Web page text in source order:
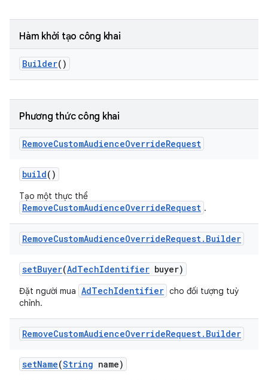
Hàm khởi tạo công khai
Builder()
Phương thức công khai
RemoveCustomAudienceOverrideRequest
build()
Tạo một thực thể
RemoveCustomAudienceOverrideRequest .
RemoveCustomAudienceOverrideRequest. Builder
setBuyer(AdTechIdentifier buyer)
Đặt người mua AdTechIdentifier cho đối tượng tuỳ
chỉnh.
RemoveCustomAudienceOverrideRequest. Builder
setName(String name)